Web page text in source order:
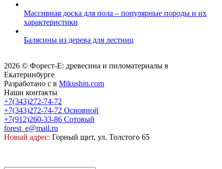
Массивная доска для пола – популярные породы и их
характеристики
Балясины из дерева для лестниц
2026 © Форест-Е: древесина и пиломатериалы в
Екатеринбурге
Разработано с в Mikushin.com
Наши контакты
+7(343)272-74-72
+7(343)272-74-72 Основной
+7(912)260-33-86 Сотовый
forest_e@mail.ru
Новый адрес: Горный щит, ул. Толстого 65